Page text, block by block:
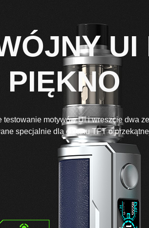
UI
PIĘKNO
testowanie motywów UI i wreszcie dwa
specjalnie dla ekranu TFT o